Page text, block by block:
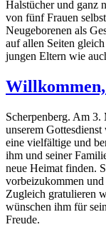
Halstücher und ganz
von fünf Frauen
Neugeborenen als
auf allen Seiten
jungen Eltern wie
Scherpenberg. Am 3.
unserem
eine vielfältige und
ihm und seiner
neue Heimat finden.
vorbeizukommen
Zugleich gratulieren
wünschen ihm für
Freude.